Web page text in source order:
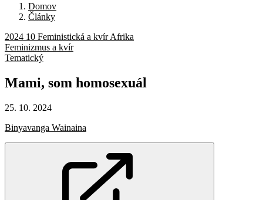
Domov
Články
2024 10 Feministická a kvír Afrika
Feminizmus a kvír
Tematický
Mami, som homosexuál
25. 10. 2024
Binyavanga Wainaina